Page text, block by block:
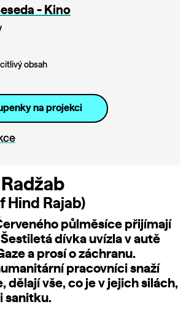
- Kino
obsah
na projekci
Hind Rajab)
půlměsíce přijímají
dívka uvízla v autě
a prosí o záchranu.
pracovníci snaží
dělají vše, co je v jejich silách,
sanitku.